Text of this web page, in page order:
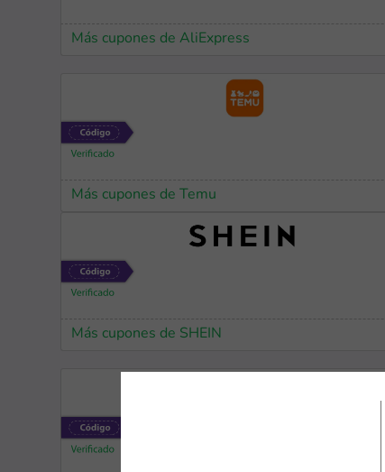
Más cupones de AliExpress
Más cupones de Temu
Más cupones de SHEIN